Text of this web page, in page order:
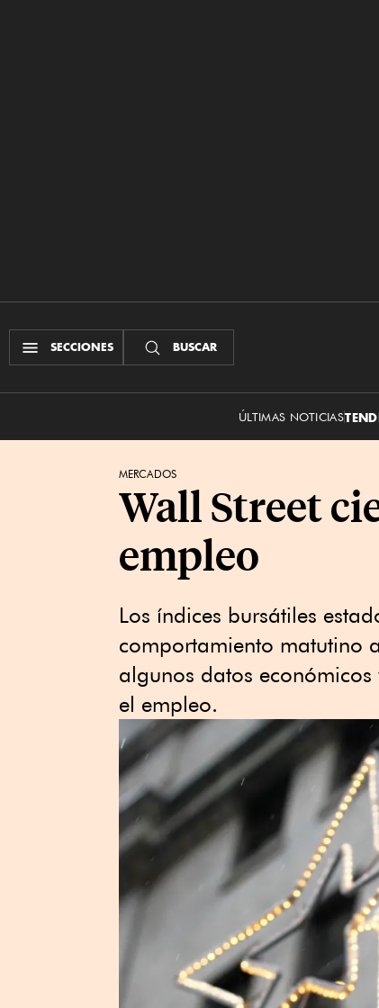
SECCIONES BUSCAR
ÚLTIMAS NOTICIAS
MERCADOS
Wall Street
empleo
Los índices bursátiles
comportamiento matutino
algunos datos
el empleo.